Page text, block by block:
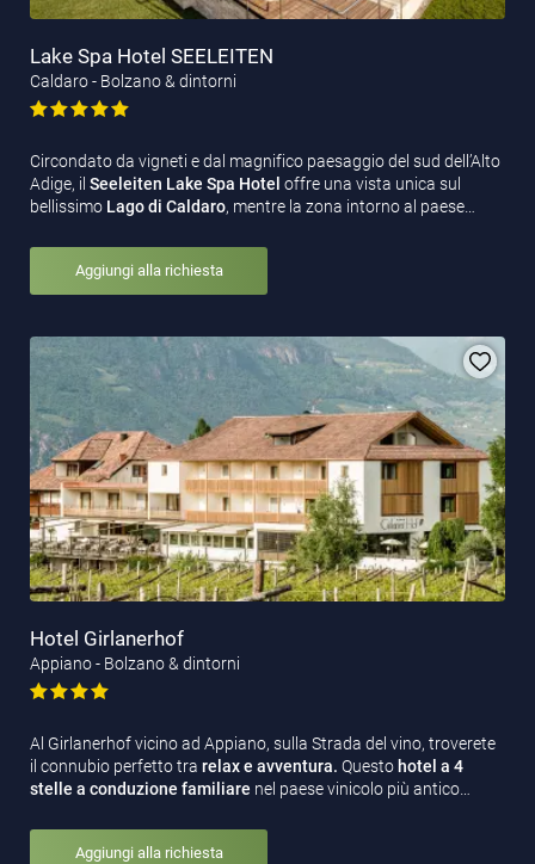
Lake Spa Hotel SEELEITEN
Caldaro - Bolzano & dintorni
Circondato da vigneti e dal magnifico paesaggio del sud dell’Alto
Adige, il Seeleiten Lake Spa Hotel offre una vista unica sul
bellissimo Lago di Caldaro, mentre la zona intorno al paese…
Aggiungi alla richiesta
Hotel Girlanerhof
Appiano - Bolzano & dintorni
Al Girlanerhof vicino ad Appiano, sulla Strada del vino, troverete
il connubio perfetto tra relax e avventura. Questo hotel a 4
stelle a conduzione familiare nel paese vinicolo più antico…
Aggiungi alla richiesta